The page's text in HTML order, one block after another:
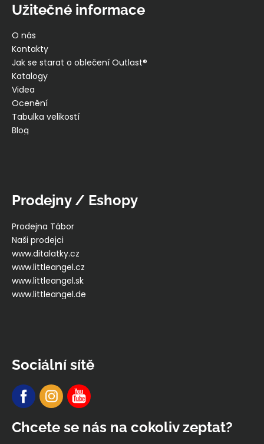
Užitečné informace
O nás
Kontakty
Jak se starat o oblečení Outlast®
Katalogy
Videa
Ocenění
Tabulka velikostí
Blog
Prodejny / Eshopy
Prodejna Tábor
Naši prodejci
www.ditalatky.cz
www.littleangel.cz
www.littleangel.sk
www.littleangel.de
Sociální sítě
Chcete se nás na cokoliv zeptat?